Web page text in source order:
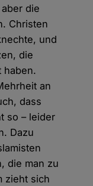
die
Christen
und
die
haben.
an
dass
so – leider
Dazu
die man zu
zieht sich